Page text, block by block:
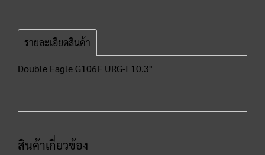
รายละเอียดสินค้า
Double Eagle G106F URG-I 10.3"
สินค้าเกี่ยวข้อง